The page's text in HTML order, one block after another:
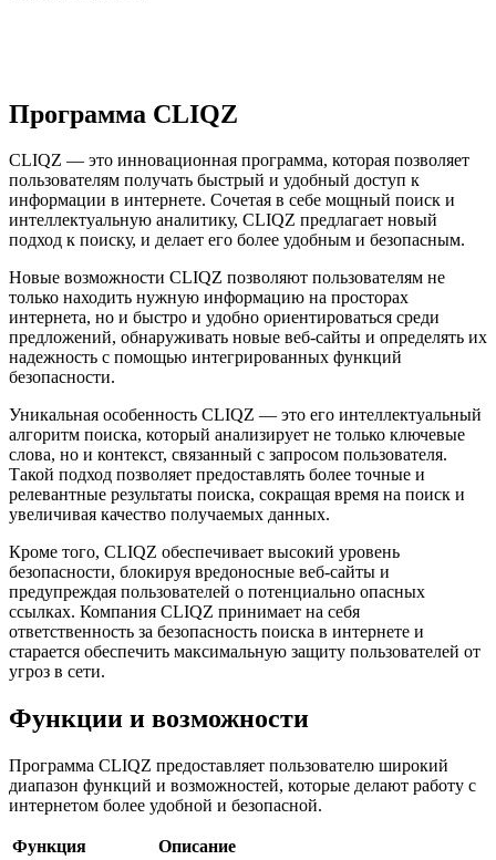
Программа CLIQZ
CLIQZ — это инновационная программа, которая позволяет
пользователям получать быстрый и удобный доступ к
информации в интернете. Сочетая в себе мощный поиск и
интеллектуальную аналитику, CLIQZ предлагает новый
подход к поиску, и делает его более удобным и безопасным.
Новые возможности CLIQZ позволяют пользователям не
только находить нужную информацию на просторах
интернета, но и быстро и удобно ориентироваться среди
предложений, обнаруживать новые веб-сайты и определять их
надежность с помощью интегрированных функций
безопасности.
Уникальная особенность CLIQZ — это его интеллектуальный
алгоритм поиска, который анализирует не только ключевые
слова, но и контекст, связанный с запросом пользователя.
Такой подход позволяет предоставлять более точные и
релевантные результаты поиска, сокращая время на поиск и
увеличивая качество получаемых данных.
Кроме того, CLIQZ обеспечивает высокий уровень
безопасности, блокируя вредоносные веб-сайты и
предупреждая пользователей о потенциально опасных
ссылках. Компания CLIQZ принимает на себя
ответственность за безопасность поиска в интернете и
старается обеспечить максимальную защиту пользователей от
угроз в сети.
Функции и возможности
Программа CLIQZ предоставляет пользователю широкий
диапазон функций и возможностей, которые делают работу с
интернетом более удобной и безопасной.
Функция Описание